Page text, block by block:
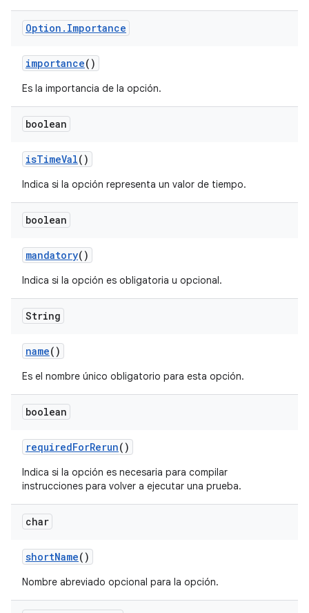
Option . Importance
importance()
Es la importancia de la opción.
boolean
isTimeVal()
Indica si la opción representa un valor de tiempo.
boolean
mandatory()
Indica si la opción es obligatoria u opcional.
String
name()
Es el nombre único obligatorio para esta opción.
boolean
requiredForRerun()
Indica si la opción es necesaria para compilar
instrucciones para volver a ejecutar una prueba.
char
shortName()
Nombre abreviado opcional para la opción.